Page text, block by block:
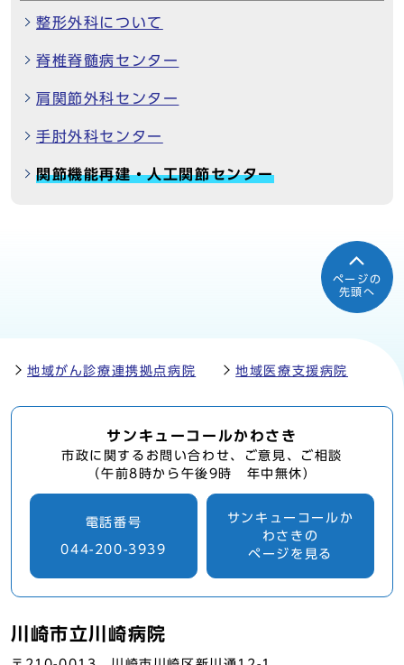
整形外科について
脊椎脊髄病センター
肩関節外科センター
手肘外科センター
関節機能再建・人工関節センター
ページの
先頭へ
地域がん診療連携拠点病院 地域医療支援病院
サンキューコールかわさき
市政に関するお問い合わせ、ご意見、ご相談
（午前8時から午後9時 年中無休）
電話番号
044-200-3939
サンキューコールか
わさきの
ページを見る
川崎市立川崎病院